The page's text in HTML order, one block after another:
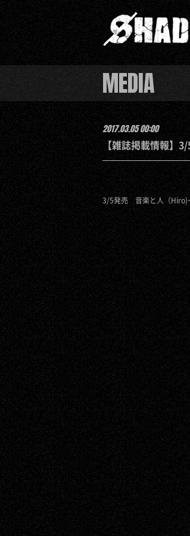
MEDIA
2017.03.05 00:00
【雑誌掲載情報
3/5発売 音楽と人（Hiro)